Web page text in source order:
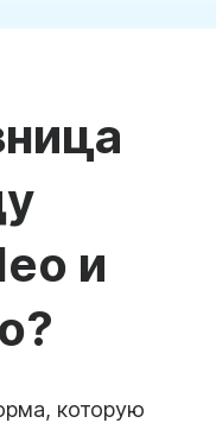
и
которую